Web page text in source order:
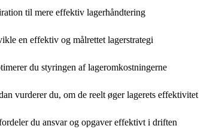
til mere effektiv lagerhåndtering
en effektiv og målrettet lagerstrategi
du styringen af lageromkostningerne
vurderer du, om de reelt øger lagerets effektivitet
du ansvar og opgaver effektivt i driften